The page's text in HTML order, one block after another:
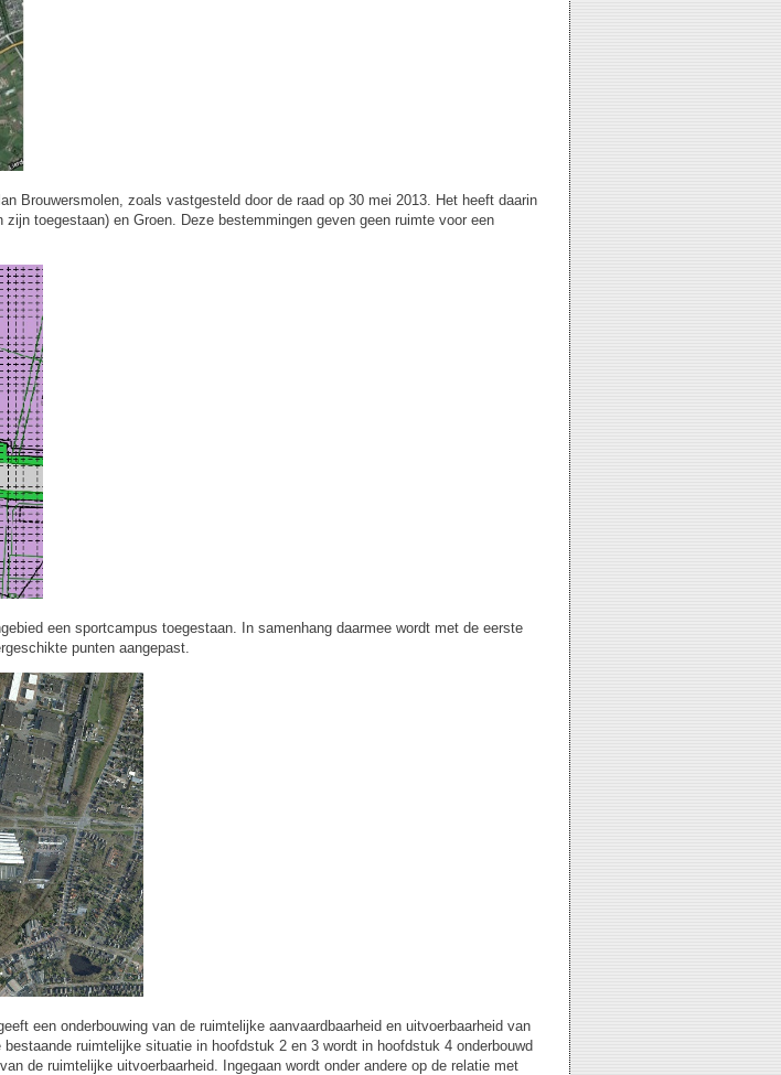
Brouwersmolen, zoals vastgesteld door de raad op 30 mei 2013. Het heeft daarin
toegestaan) en Groen. Deze bestemmingen geven geen ruimte voor een
een sportcampus toegestaan. In samenhang daarmee wordt met de eerste
punten aangepast.
een onderbouwing van de ruimtelijke aanvaardbaarheid en uitvoerbaarheid van
ruimtelijke situatie in hoofdstuk 2 en 3 wordt in hoofdstuk 4 onderbouwd
de ruimtelijke uitvoerbaarheid. Ingegaan wordt onder andere op de relatie met